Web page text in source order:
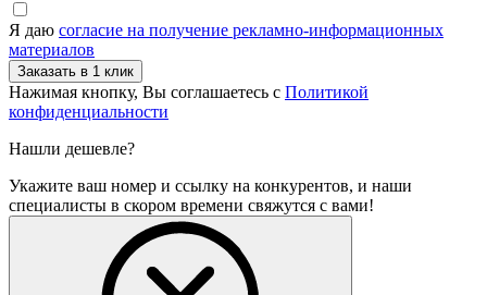
Я даю согласие на получение рекламно-информационных
материалов
Нажимая кнопку, Вы соглашаетесь с Политикой
конфиденциальности
Нашли дешевле?
Укажите ваш номер и ссылку на конкурентов, и наши
специалисты в скором времени свяжутся с вами!